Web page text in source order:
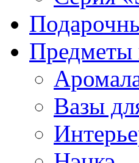
Предметы
Вазы